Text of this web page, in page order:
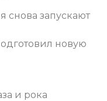
снова запускают
новую
и рока